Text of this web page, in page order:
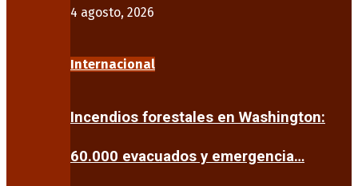
4 agosto, 2026
Internacional
Incendios forestales en Washington:
60.000 evacuados y emergencia…